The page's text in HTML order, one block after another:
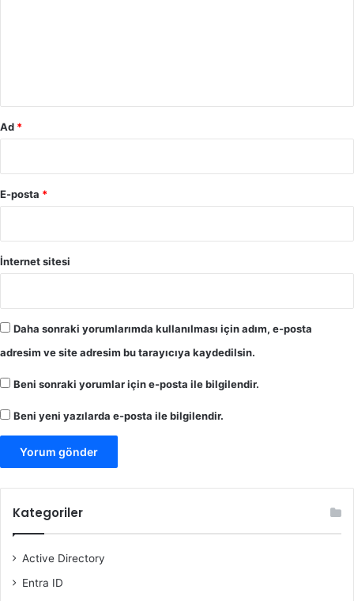
Ad *
E-posta *
İnternet sitesi
Daha sonraki yorumlarımda kullanılması için adım, e-posta
adresim ve site adresim bu tarayıcıya kaydedilsin.
Beni sonraki yorumlar için e-posta ile bilgilendir.
Beni yeni yazılarda e-posta ile bilgilendir.
Kategoriler
Active Directory
Entra ID